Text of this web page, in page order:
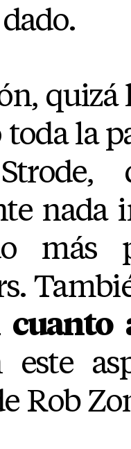
quizá
toda la
nada
más
cuanto
Rob